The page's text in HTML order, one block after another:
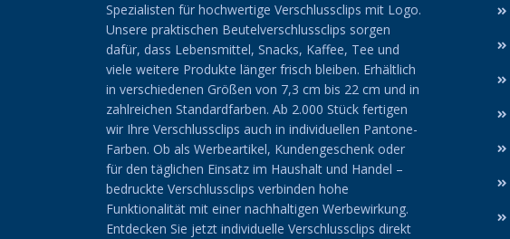
Spezialisten für hochwertige Verschlussclips mit Logo.
Unsere praktischen Beutelverschlussclips sorgen
dafür, dass Lebensmittel, Snacks, Kaffee, Tee und
viele weitere Produkte länger frisch bleiben. Erhältlich
in verschiedenen Größen von 7,3 cm bis 22 cm und in
zahlreichen Standardfarben. Ab 2.000 Stück fertigen
wir Ihre Verschlussclips auch in individuellen Pantone-
Farben. Ob als Werbeartikel, Kundengeschenk oder
für den täglichen Einsatz im Haushalt und Handel –
bedruckte Verschlussclips verbinden hohe
Funktionalität mit einer nachhaltigen Werbewirkung.
Entdecken Sie jetzt individuelle Verschlussclips direkt